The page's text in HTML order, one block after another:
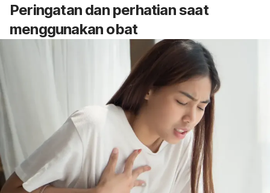
Peringatan dan perhatian saat
menggunakan obat